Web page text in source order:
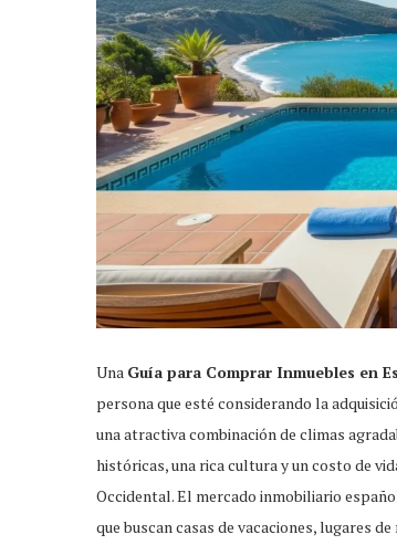
Una Guía para Comprar Inmuebles en
persona que esté considerando la
una atractiva combinación de climas
históricas, una rica cultura y un costo de
Occidental. El mercado inmobiliario
que buscan casas de vacaciones, lugares